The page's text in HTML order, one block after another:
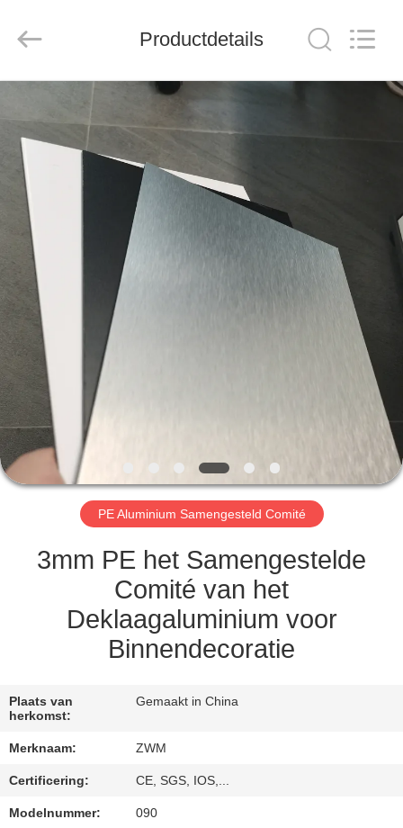
PRODUCTEN
OVER
ONS
FABRIEKSTOUR
KWALITEITSCONTROLE
NEEM
CONTACT
MET
ONS
GEVALLEN
VRAAG
EEN
OFFERTE
SITEMAP
Co.,
Reserved.
Productdetails
PE Aluminium Samengesteld Comité
3mm PE het Samengestelde
Comité van het
Deklaagaluminium voor
Binnendecoratie
Plaats van
herkomst:
Gemaakt in China
Merknaam: ZWM
Certificering: CE, SGS, IOS,...
Modelnummer: 090